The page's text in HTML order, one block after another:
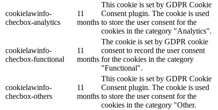
cookielawinfo-
checbox-analytics
11
months
This cookie is set by GDPR Cookie
Consent plugin. The cookie is used
to store the user consent for the
cookies in the category "Analytics".
cookielawinfo-
checbox-functional
11
months
The cookie is set by GDPR cookie
consent to record the user consent
for the cookies in the category
"Functional".
cookielawinfo-
checbox-others
11
months
This cookie is set by GDPR Cookie
Consent plugin. The cookie is used
to store the user consent for the
cookies in the category "Other.